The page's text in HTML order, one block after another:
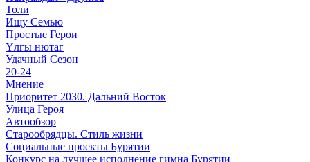
Толи
Ищу Cемью
Простые Герои
Үлгы нютаг
Удачный Сезон
20-24
Мнение
Приоритет 2030. Дальний Восток
Улица Героя
Автообзор
Старообрядцы. Cтиль жизни
Социальные проекты Бурятии
Конкурс на лучшее исполнение гимна Бурятии